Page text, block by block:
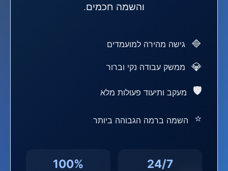
והשמה חכמים.
גישה מהירה למועמדים
ממשק עבודה נקי וברור
מעקב ותיעוד פעולות מלא
השמה ברמה הגבוהה ביותר
24/7
100%